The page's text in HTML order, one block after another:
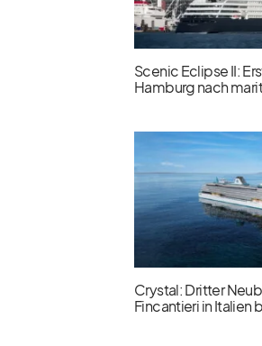
Scenic Eclipse II:
Hamburg nach
Crystal: Dritter
Fincantieri in Italien